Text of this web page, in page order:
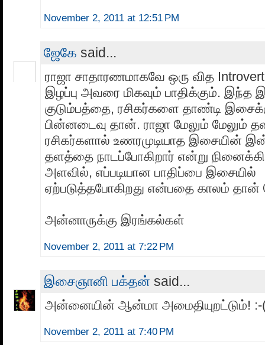
November 2, 2011 at 12:51 PM
ஜேகே said...
ராஜா சாதாரணமாகவே ஒரு வித
இழப்பு அவரை மிகவும் பாதிக்கும். இந்த
குடும்பத்தை, ரசிகர்களை தாண்டி
பின்னடைவு தான். ராஜா மேலும் மேலும்
ரசிகர்களால் உணரமுடியாத இசையின்
தளத்தை நாடப்போகிறார் என்று
அளவில், எப்படியான பாதிப்பை இசையில்
ஏற்படுத்தபோகிறது என்பதை காலம்
அன்னாருக்கு இரங்கல்கள்
November 2, 2011 at 7:22 PM
இசைஞானி பக்தன் said...
அன்னையின் ஆன்மா அமைதியுறட்டும்! :-
November 2, 2011 at 7:40 PM